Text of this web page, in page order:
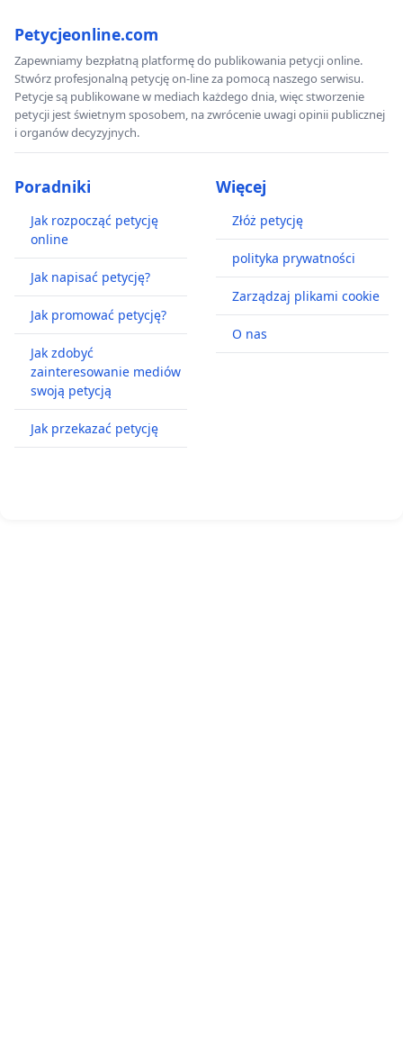
Petycjeonline.com
Zapewniamy bezpłatną platformę do publikowania petycji online.
Stwórz profesjonalną petycję on-line za pomocą naszego serwisu.
Petycje są publikowane w mediach każdego dnia, więc stworzenie
petycji jest świetnym sposobem, na zwrócenie uwagi opinii publicznej
i organów decyzyjnych.
Poradniki
Jak rozpocząć petycję
online
Jak napisać petycję?
Jak promować petycję?
Jak zdobyć
zainteresowanie mediów
swoją petycją
Jak przekazać petycję
Więcej
Złóż petycję
polityka prywatności
Zarządzaj plikami cookie
O nas